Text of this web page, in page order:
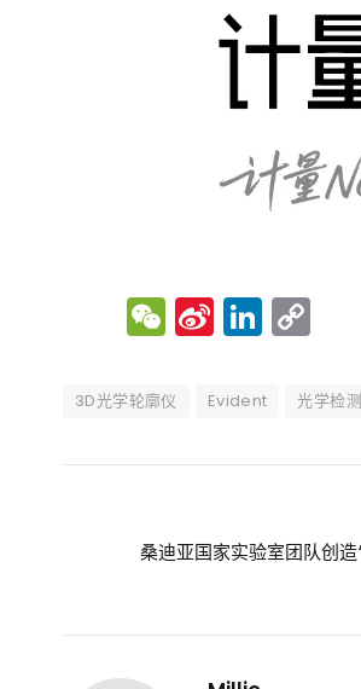
WeChat
Sina
Weibo
3D光学轮廓仪 Evident 光学检测
桑迪亚国家实验室团队创